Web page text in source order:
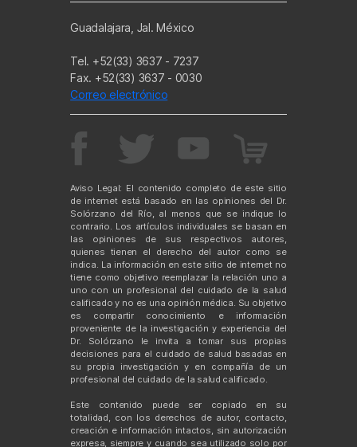
Guadalajara, Jal. México
Tel. +52(33) 3637 - 7237
Fax. +52(33) 3637 - 0030
Correo electrónico
Aviso Legal: El contenido completo de este sitio
de internet está basado en las opiniones del Dr.
Solórzano del Río, al menos que se indique lo
contrario. Los artículos individuales se basan en
las opiniones de sus respectivos autores,
quienes tienen el derecho del autor como se
indica. La información en este sitio de internet no
tiene como objetivo reemplazar la relación uno a
uno con un profesional del cuidado de la salud
calificado y no es una opinión médica. Su objetivo
es compartir conocimiento e información
proveniente de la investigación y experiencia del
Dr. Solórzano le invita a tomar sus propias
decisiones para el cuidado de salud basadas en
su propia investigación y en compañía de un
profesional del cuidado de la salud calificado.
Este contenido puede ser copiado en su
totalidad, con los derechos de autor, contacto,
creación e información intactos, sin autorización
expresa, siempre y cuando sea utilizado solo por